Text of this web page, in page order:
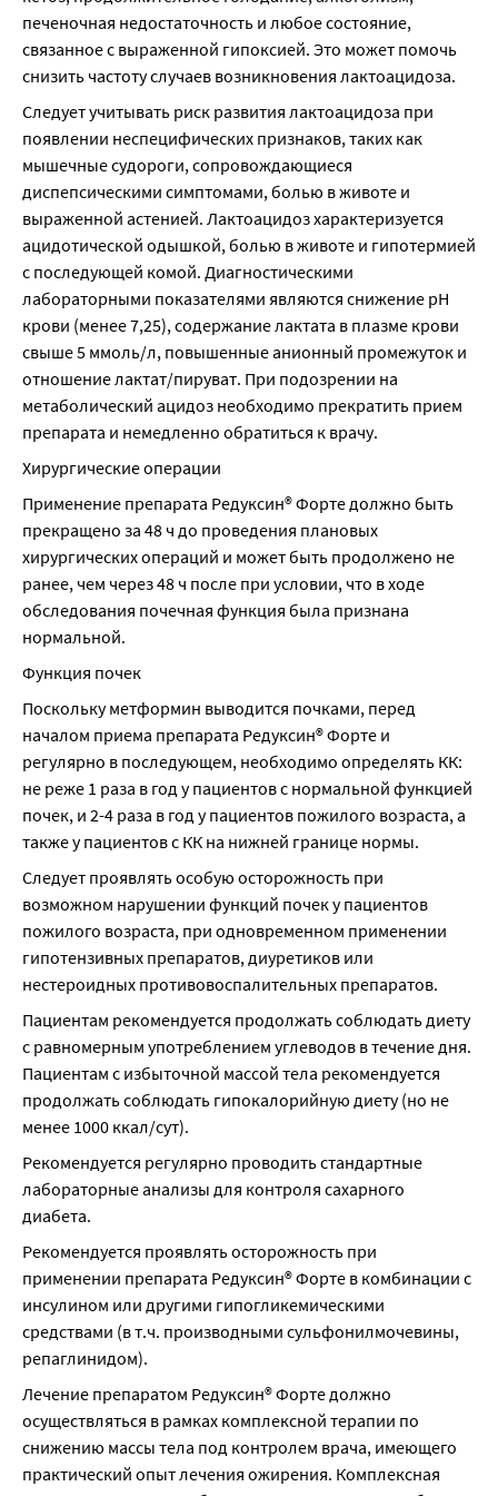
печеночная недостаточность и любое состояние,
связанное с выраженной гипоксией. Это может помочь
снизить частоту случаев возникновения лактоацидоза.
Следует учитывать риск развития лактоацидоза при
появлении неспецифических признаков, таких как
мышечные судороги, сопровождающиеся
диспепсическими симптомами, болью в животе и
выраженной астенией. Лактоацидоз характеризуется
ацидотической одышкой, болью в животе и гипотермией
с последующей комой. Диагностическими
лабораторными показателями являются снижение рН
крови (менее 7,25), содержание лактата в плазме крови
свыше 5 ммоль/л, повышенные анионный промежуток и
отношение лактат/пируват. При подозрении на
метаболический ацидоз необходимо прекратить прием
препарата и немедленно обратиться к врачу.
Хирургические операции
Применение препарата Редуксин® Форте должно быть
прекращено за 48 ч до проведения плановых
хирургических операций и может быть продолжено не
ранее, чем через 48 ч после при условии, что в ходе
обследования почечная функция была признана
нормальной.
Функция почек
Поскольку метформин выводится почками, перед
началом приема препарата Редуксин® Форте и
регулярно в последующем, необходимо определять КК:
не реже 1 раза в год у пациентов с нормальной функцией
почек, и 2-4 раза в год у пациентов пожилого возраста, а
также у пациентов с КК на нижней границе нормы.
Следует проявлять особую осторожность при
возможном нарушении функций почек у пациентов
пожилого возраста, при одновременном применении
гипотензивных препаратов, диуретиков или
нестероидных противовоспалительных препаратов.
Пациентам рекомендуется продолжать соблюдать диету
с равномерным употреблением углеводов в течение дня.
Пациентам с избыточной массой тела рекомендуется
продолжать соблюдать гипокалорийную диету (но не
менее 1000 ккал/сут).
Рекомендуется регулярно проводить стандартные
лабораторные анализы для контроля сахарного
диабета.
Рекомендуется проявлять осторожность при
применении препарата Редуксин® Форте в комбинации с
инсулином или другими гипогликемическими
средствами (в т.ч. производными сульфонилмочевины,
репаглинидом).
Лечение препаратом Редуксин® Форте должно
осуществляться в рамках комплексной терапии по
снижению массы тела под контролем врача, имеющего
практический опыт лечения ожирения. Комплексная